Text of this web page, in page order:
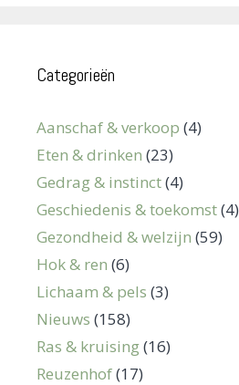
Categorieën
Aanschaf & verkoop (4)
Eten & drinken (23)
Gedrag & instinct(4)
Geschiedenis & toekomst(4)
Gezondheid & welzijn (59)
Hok & ren (6)
Lichaam & pels (3)
Nieuws (158)
Ras & kruising(16)
Reuzenhof(17)